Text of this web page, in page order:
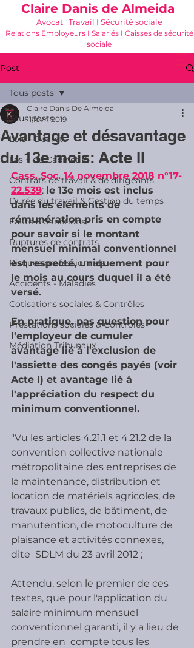
Claire Danis de Almeida
Avocat Travail I Sécurité sociale
Relations Employeurs I Salariés I Caisses de sécurité
sociale
Post
Tous posts
Lois - Décrets
Les + du Cabinet K
Contrats de travail & de dirigeants
Durée du travail & Gestion du temps
Faute & Sanctions
Ruptures de contrats
Risques professionnels
Accidents - Maladies
Cotisations sociales & Contrôles
Prestations sociales & Contrôles
Médiation Tribunaux
Tous posts
Avantage et désavantage
du 13e mois: Acte II
Claire Danis De Almeida
11 févr. 2019
Cass. Soc. 14 novembre 2018 n°17-
22.539: le 13e mois est inclus
dans les éléments de
rémunération pris en compte
pour savoir si le montant
mensuel minimal conventionnel
est respecté, uniquement pour
le mois au cours duquel il a été
versé.
En pratique, pas question pour
l'employeur de cumuler
avantage lié à l'exclusion de
l'assiette des congés payés (voir
Acte I) et avantage lié à
l'appréciation du respect du
minimum conventionnel.
"Vu les articles 4.21.1 et 4.21.2 de la
convention collective nationale
métropolitaine des entreprises de
la maintenance, distribution et
location de matériels agricoles, de
travaux publics, de bâtiment, de
manutention, de motoculture de
plaisance et activités connexes,
dite  SDLM du 23 avril 2012 ;
Attendu, selon le premier de ces
textes, que pour l'application du
salaire minimum mensuel
conventionnel garanti, il y a lieu de
prendre en  compte tous les